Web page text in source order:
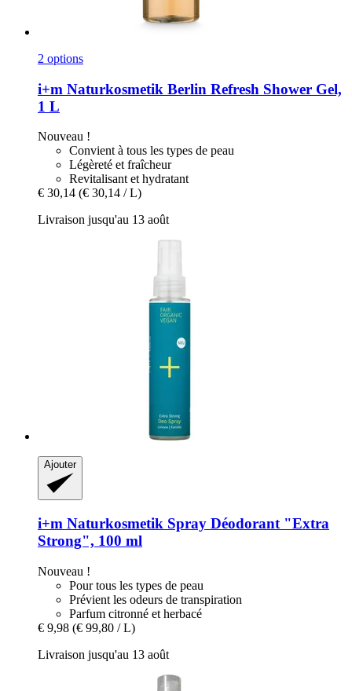
2 options
i+m Naturkosmetik Berlin Refresh Shower Gel,
1 L
Nouveau !
Convient à tous les types de peau
Légèreté et fraîcheur
Revitalisant et hydratant
€ 30,14 (€ 30,14 / L)
Livraison jusqu'au 13 août
Ajouter
i+m Naturkosmetik Spray Déodorant "Extra
Strong", 100 ml
Nouveau !
Pour tous les types de peau
Prévient les odeurs de transpiration
Parfum citronné et herbacé
€ 9,98 (€ 99,80 / L)
Livraison jusqu'au 13 août